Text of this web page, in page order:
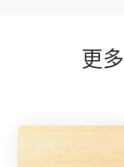
更